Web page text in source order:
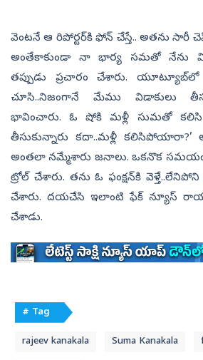
వెంటనే ఆ రిపోర్టర్‌కి ఫోన్‌ చేస్తే.. అతను సారీ
అంతేకాకుండా నా భార్య సమతో నేను
తప్పుడు ప్రచారం చేశారు.
చూసి..నిజంగానే మేము విడాకులు
భావించారు. ఓ షోకి మళ్లీ సుమతో కలిసి
తీసుకున్నారు కదా..మళ్లీ
అంతలా నమ్మేశారు జనాలు. ఒకనొక
ట్రోల్‌ చేశారు. తను ఓ ఫంక్షన్‌కి
చేశారు. దయచేసి ఇలాంటి ఫేక్‌ న్యూస్‌
చేశాడు.
# Tag
rajeev kanakala Suma Kanakala